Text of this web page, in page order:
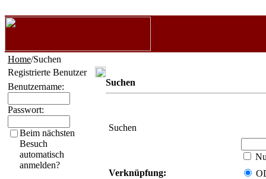
Home/Suchen
Registrierte Benutzer
Benutzername:
Passwort:
Beim nächsten
Besuch
automatisch
anmelden?
Suchen
Suchen
Verknüpfung: